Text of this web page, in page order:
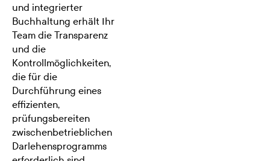
und integrierter
Buchhaltung erhält Ihr
Team die Transparenz
und die
Kontrollmöglichkeiten,
die für die
Durchführung eines
effizienten,
prüfungsbereiten
zwischenbetrieblichen
Darlehensprogramms